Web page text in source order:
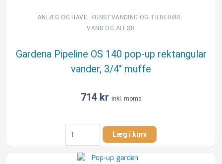
ANLÆG OG HAVE, KUNSTVANDING OG TILBEHØR,
VAND OG AFLØB
Gardena Pipeline OS 140 pop-up rektangular
vander, 3/4″ muffe
714 kr inkl. moms
Gardena
Pipeline
OS
Læg i kurv